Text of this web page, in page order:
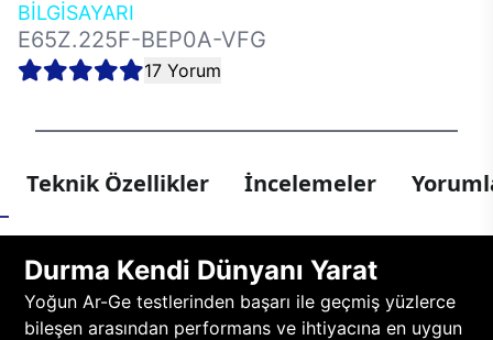
BİLGİSAYARI
E65Z.225F-BEP0A-VFG
17 Yorum
Teknik Özellikler İncelemeler
Durma Kendi Dünyanı Yarat
Yoğun Ar-Ge testlerinden başarı ile geçmiş yüzlerce
bileşen arasından performans ve ihtiyacına en uygun